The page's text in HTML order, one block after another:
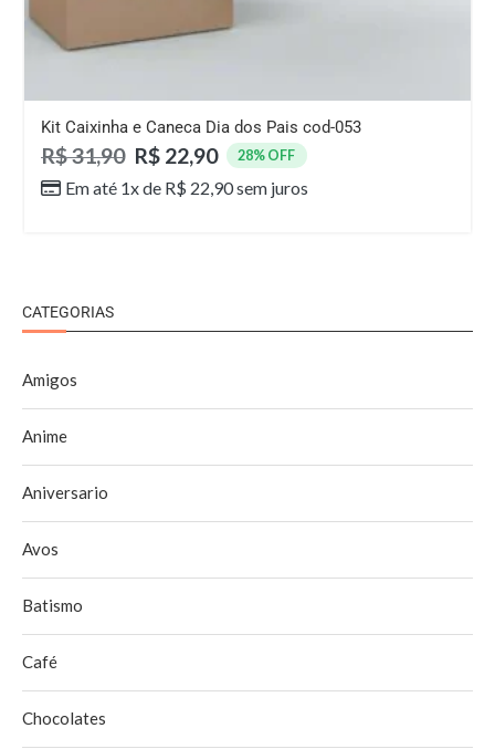
Kit Caixinha e Caneca Dia dos Pais cod-053
R$31,90 R$ 22,90 28% OFF
Em até 1x de R$ 22,90sem juros
CATEGORIAS
Amigos
Anime
Aniversario
Avos
Batismo
Café
Chocolates